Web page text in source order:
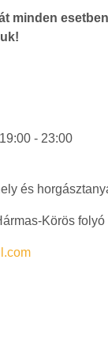
minden esetben
- 23:00
és
Körös folyó